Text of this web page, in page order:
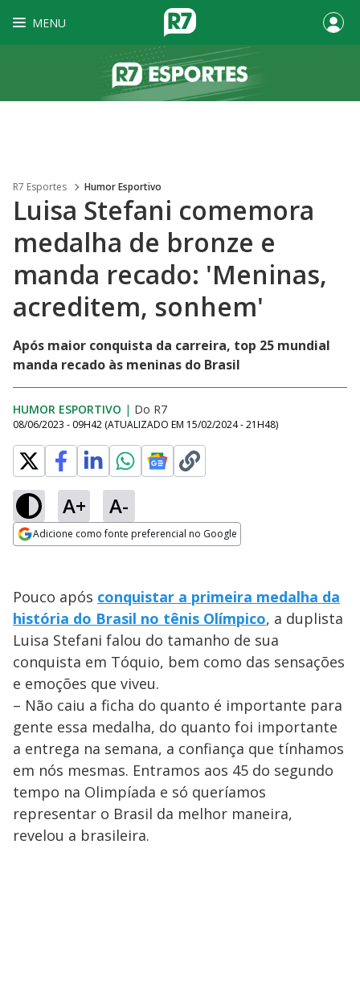
MENU
R7 Esportes Humor Esportivo
Luisa Stefani comemora
medalha de bronze e
manda recado: 'Meninas,
acreditem, sonhem'
Após maior conquista da carreira, top 25 mundial
manda recado às meninas do Brasil
HUMOR ESPORTIVO | Do R7
08/06/2023 - 09H42 (ATUALIZADO EM 15/02/2024 - 21H48)
A+ A-
Adicione como fonte preferencial no Google
Pouco após conquistar a primeira medalha da
história do Brasil no tênis Olímpico, a duplista
Luisa Stefani falou do tamanho de sua
conquista em Tóquio, bem como das sensações
e emoções que viveu.
– Não caiu a ficha do quanto é importante para
gente essa medalha, do quanto foi importante
a entrega na semana, a confiança que tínhamos
em nós mesmas. Entramos aos 45 do segundo
tempo na Olimpíada e só queríamos
representar o Brasil da melhor maneira,
revelou a brasileira.